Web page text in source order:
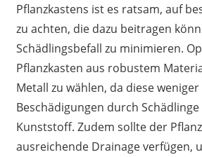
Pflanzkastens ist es ratsam, auf
zu achten, die dazu beitragen
Schädlingsbefall zu minimieren.
Pflanzkasten aus robustem
Metall zu wählen, da diese
Beschädigungen durch Schädlinge
Kunststoff. Zudem sollte der
ausreichende Drainage verfügen,